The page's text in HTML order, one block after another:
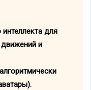
интеллекта для
и